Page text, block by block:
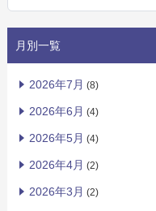
月別一覧
2026年7月 (8)
2026年6月 (4)
2026年5月 (4)
2026年4月 (2)
2026年3月 (2)